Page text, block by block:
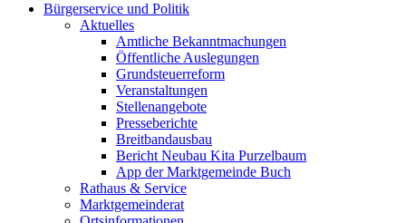
Bürgerservice und Politik
Aktuelles
Amtliche Bekanntmachungen
Öffentliche Auslegungen
Grundsteuerreform
Veranstaltungen
Stellenangebote
Presseberichte
Breitbandausbau
Bericht Neubau Kita Purzelbaum
App der Marktgemeinde Buch
Rathaus & Service
Marktgemeinderat